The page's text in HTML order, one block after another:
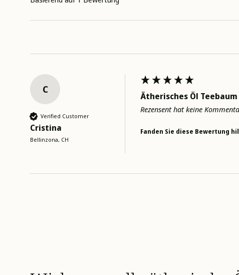
C
Verified Customer
Cristina
Bellinzona, CH
Ätherisches Öl
Rezensent hat keine
Fanden Sie diese Bewertung